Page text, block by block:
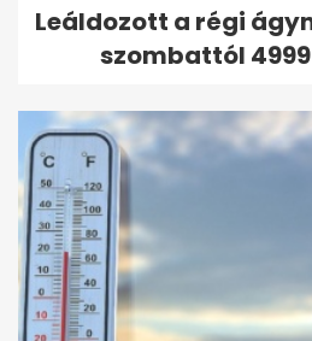
Leáldozott a régi
szombattól